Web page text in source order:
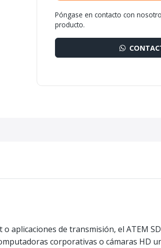
Póngase en contacto con
producto.
aplicaciones de transmisión, el ATEM
corporativas o cámaras HD